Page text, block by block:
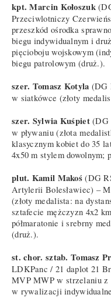
kpt. Marcin Kołoszuk
Przeciwlotniczy
przeszkód ośrodka
biegu indywidualnym i
pięcioboju wojskowym
biegu patrolowym (druż.).
szer. Tomasz Kotyla (DG
w siatkówce (złoty
szer. Sylwia Kuśpiet(DG
w pływaniu (złota
klasycznym kobiet do 35
4x50 m stylem dowolnym;
plut. Kamil Makoś (DG
Artylerii Bolesławiec) –
(złoty medalista: na
sztafecie mężczyzn 4x2
półmaratonie i srebrny
(druż.).
st. chor. sztab. Tomasz
LDKPanc / 21 daplot 21
MVP MWP w strzelaniu z
w rywalizacji